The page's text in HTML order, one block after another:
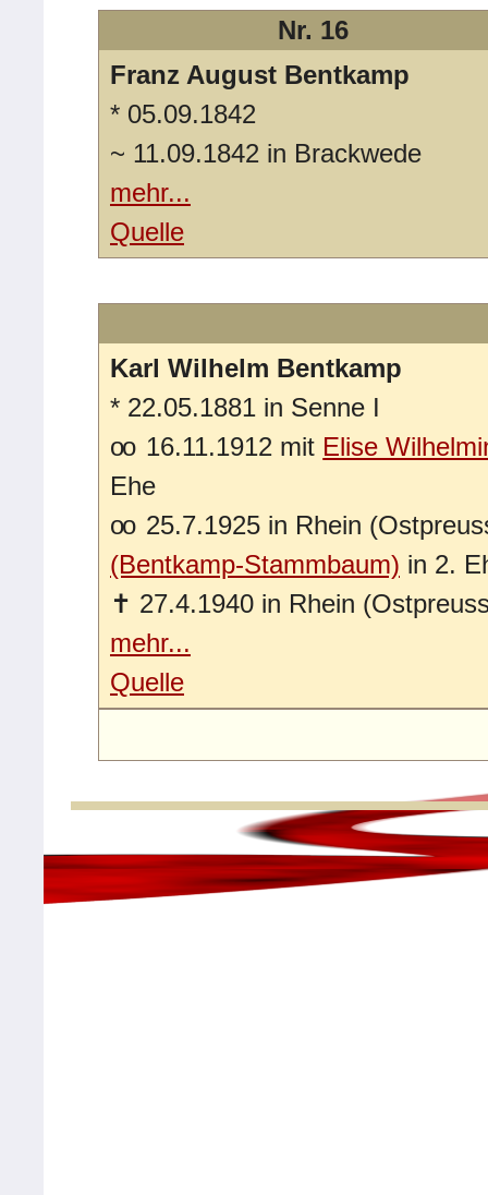
Nr. 16
Franz August Bentkamp
* 05.09.1842
~ 11.09.1842 in Brackwede
mehr...
Quelle
Karl Wilhelm Bentkamp
* 22.05.1881 in Senne I
oo 16.11.1912 mit Elise
Ehe
oo 25.7.1925 in Rhein
(Bentkamp-Stammbaum) in 2.
✝ 27.4.1940 in Rhein
mehr...
Quelle